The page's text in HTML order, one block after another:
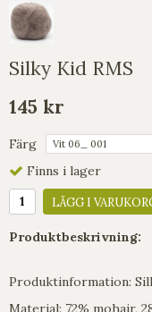
Silky Kid RMS
145 kr
Färg
Finns i lager
LÄGG I
Produktbeskrivning:
Produktinformation:
Material: 72% mohair,